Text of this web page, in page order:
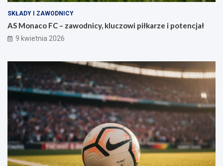
SKŁADY I ZAWODNICY
AS Monaco FC – zawodnicy, kluczowi piłkarze i potencjał
9 kwietnia 2026